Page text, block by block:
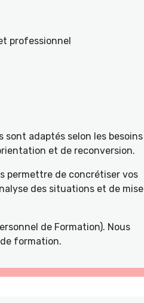
professionnel
adaptés selon les besoins
et de reconversion.
permettre de concrétiser vos
des situations et de mise
de Formation). Nous
formation.